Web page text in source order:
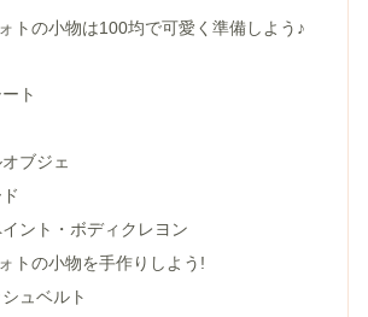
トの小物は100均で可愛く準備しよう♪
ト
ブジェ
ント・ボディクレヨン
トの小物を手作りしよう!
ュベルト